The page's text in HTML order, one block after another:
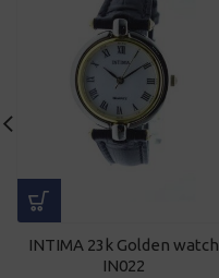
INTIMA 23k Golden watch
IN022